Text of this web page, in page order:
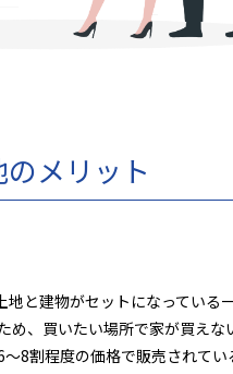
メリット
と建物がセットになっている
、買いたい場所で家が買えな
8割程度の価格で販売されて